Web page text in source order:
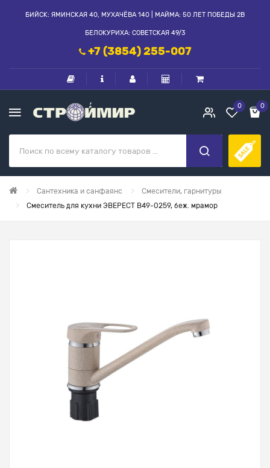
БИЙСК: ЯМИНСКАЯ 40, МУХАЧЁВА 140 | МАЙМА: 50 ЛЕТ ПОБЕДЫ 2В
БЕЛОКУРИХА: СОВЕТСКАЯ 49/3
+7 (3854) 255-007
0 0
Сантехника и санфаянс
Смесители, гарнитуры
Смеситель для кухни ЭВЕРЕСТ В49-0259, беж. мрамор